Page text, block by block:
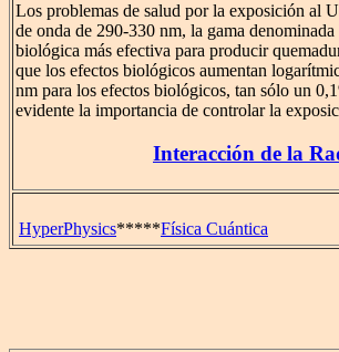
Los problemas de salud por la exposición al
de onda de 290-330 nm, la gama
biológica más efectiva para producir
que los efectos biológicos aumentan
nm para los efectos biológicos, tan sólo un
evidente la importancia de controlar la
Interacción de la
HyperPhysics*****Física Cuántica